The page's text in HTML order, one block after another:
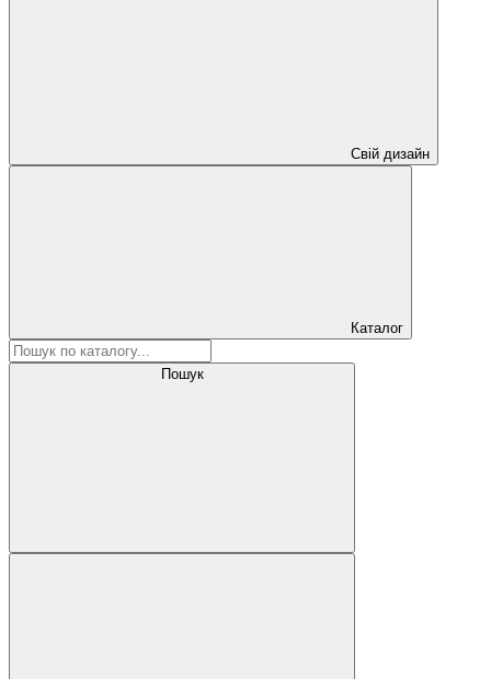
Свій дизайн
Каталог
Пошук